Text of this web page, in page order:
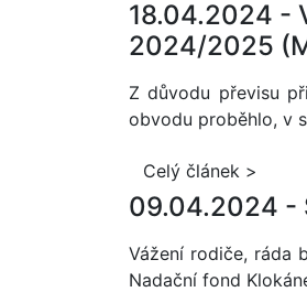
18.04.2024 -
2024/2025
Z důvodu převisu
obvodu proběhlo, v
Celý článek >
09.04.2024 -
Vážení rodiče, ráda
Nadační fond